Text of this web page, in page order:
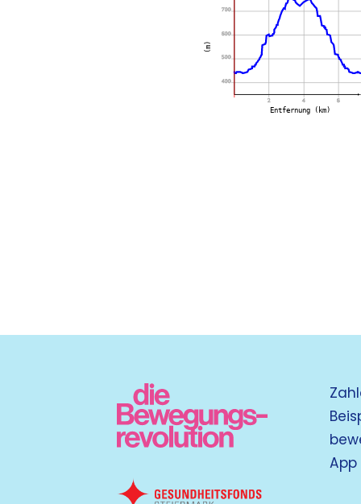
400
500
600
700
2 4 6
Entfernung (km)
(m)
App